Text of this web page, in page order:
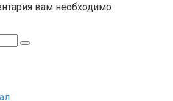
вам необходимо